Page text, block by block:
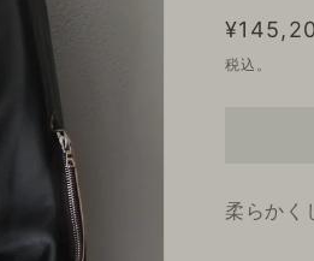
ー
シ
る
か
通
常
税込。
柔らかく